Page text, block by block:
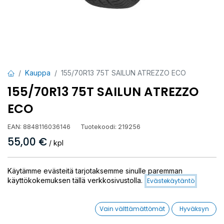
Kauppa 155/70R13 75T SAILUN ATREZZO ECO
155/70R13 75T SAILUN ATREZZO
ECO
EAN: 8848116036146 Tuotekoodi: 219256
55,00 € / kpl
Toimittajilla (kotimaa):Saatavilla
Toimitusaika:3 arkipäivää
Käytämme evästeitä tarjotaksemme sinulle paremman
käyttökokemuksen tällä verkkosivustolla. Evästekäytäntö
Vain välttämättömät Hyväksyn